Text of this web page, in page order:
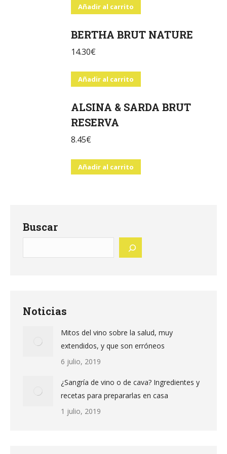
Añadir al carrito
BERTHA BRUT NATURE
14.30€
Añadir al carrito
ALSINA & SARDA BRUT
RESERVA
8.45€
Añadir al carrito
Buscar
Noticias
Mitos del vino sobre la salud, muy
extendidos, y que son erróneos
6 julio, 2019
¿Sangría de vino o de cava? Ingredientes y
recetas para prepararlas en casa
1 julio, 2019